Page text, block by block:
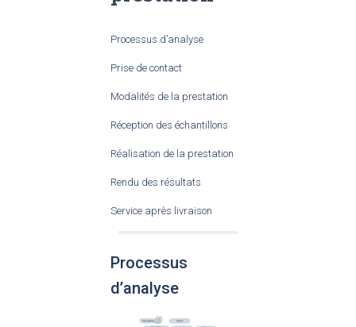
Processus d’analyse
Prise de contact
Modalités de la prestation
Réception des échantillons
Réalisation de la prestation
Rendu des résultats
Service après livraison
Processus
d’analyse